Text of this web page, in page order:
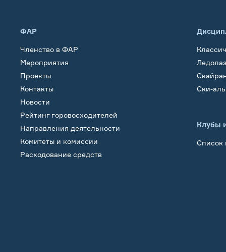
ФАР
Членство в ФАР
Мероприятия
Проекты
Контакты
Новости
Рейтинг горовосходителей
Направления деятельности
Комитеты и комиссии
Расходование средств
Ски-
Клубы
Список